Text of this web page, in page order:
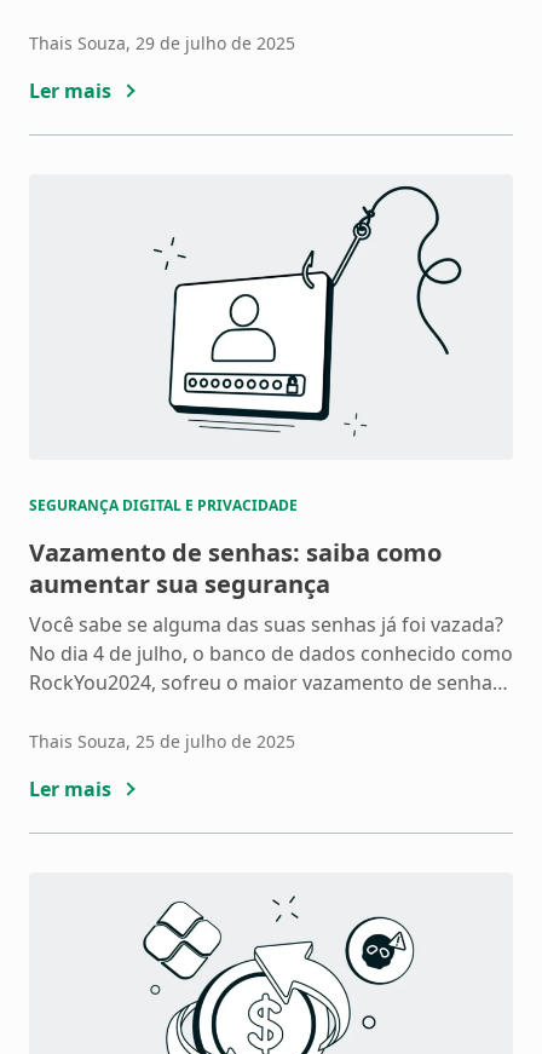
para se passar por instituições confiáveis, tornando
dados são roubados? Neste artigo, você vai
entender as principais formas […]
Thais Souza, 29 de julho de 2025
Ler mais
SEGURANÇA DIGITAL E PRIVACIDADE
Vazamento de senhas: saiba como
aumentar sua segurança
Você sabe se alguma das suas senhas já foi vazada?
No dia 4 de julho, o banco de dados conhecido como
RockYou2024, sofreu o maior vazamento de senhas
senhas. Essa vazamento de senhas deixou milhões
antigas ou fracas, […]
Thais Souza, 25 de julho de 2025
Ler mais